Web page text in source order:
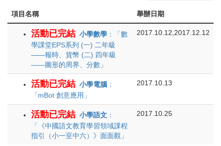
項目名稱 舉辦日期
活動已完結 小學數學 ：「數
學課堂EPS系列 (一) 二年級
——報時、貨幣 (二) 四年級
——圖形的周界、分數」
2017.10.12,2017.12.12
活動已完結 小學電腦 ：
「mBot 創意應用」
2017.10.13
活動已完結 小學語文 ：
「《中國語文教育學習領域課程
指引（小一至中六）》面面觀」
2017.10.25